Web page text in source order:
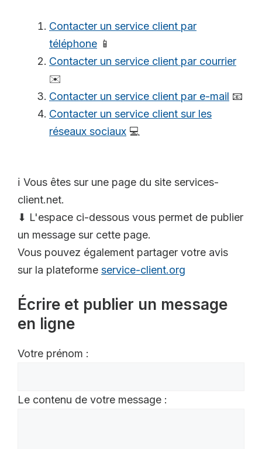
Contacter un service client par
téléphone 📱
Contacter un service client par courrier
✉️
Contacter un service client par e-mail 📧
Contacter un service client sur les
réseaux sociaux 💻
ℹ️ Vous êtes sur une page du site services-
client.net.
⬇ L'espace ci-dessous vous permet de publier
un message sur cette page.
Vous pouvez également partager votre avis
sur la plateforme service-client.org
Écrire et publier un message
en ligne
Votre prénom :
Le contenu de votre message :